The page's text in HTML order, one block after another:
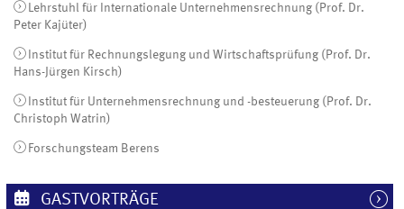
Lehrstuhl für Internationale Unternehmensrechnung (Prof. Dr.
Peter Kajüter)
Institut für Rechnungslegung und Wirtschaftsprüfung (Prof. Dr.
Hans-Jürgen Kirsch)
Institut für Unternehmensrechnung und -besteuerung (Prof. Dr.
Christoph Watrin)
Forschungsteam Berens
GASTVORTRÄGE